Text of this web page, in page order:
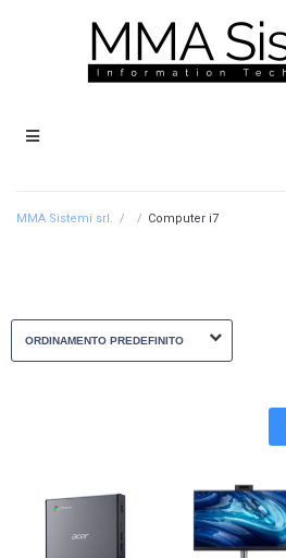
MMA Sistemi srl. / / Computer i7